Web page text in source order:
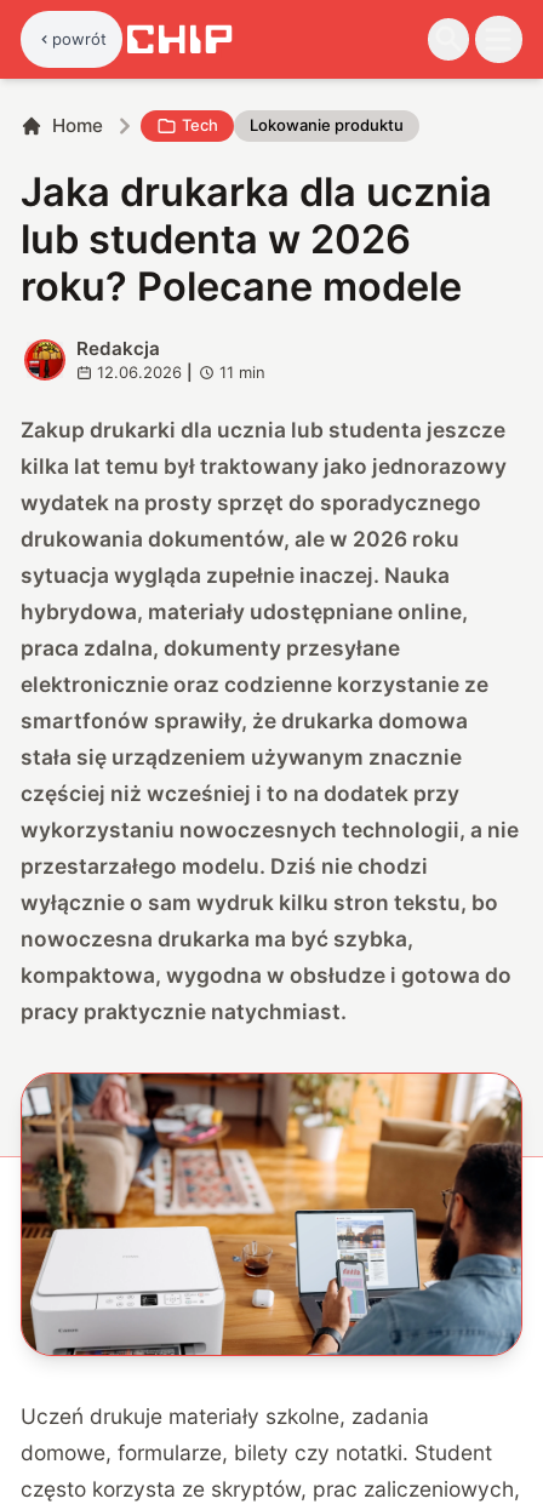
powrót
Home Tech Lokowanie produktu
Jaka drukarka dla ucznia
lub studenta w 2026
roku? Polecane modele
R
Redakcja
12.06.2026 11 min
Zakup drukarki dla ucznia lub studenta jeszcze
kilka lat temu był traktowany jako jednorazowy
wydatek na prosty sprzęt do sporadycznego
drukowania dokumentów, ale w 2026 roku
sytuacja wygląda zupełnie inaczej. Nauka
hybrydowa, materiały udostępniane online,
praca zdalna, dokumenty przesyłane
elektronicznie oraz codzienne korzystanie ze
smartfonów sprawiły, że drukarka domowa
stała się urządzeniem używanym znacznie
częściej niż wcześniej i to na dodatek przy
wykorzystaniu nowoczesnych technologii, a nie
przestarzałego modelu. Dziś nie chodzi
wyłącznie o sam wydruk kilku stron tekstu, bo
nowoczesna drukarka ma być szybka,
kompaktowa, wygodna w obsłudze i gotowa do
pracy praktycznie natychmiast.
Uczeń drukuje materiały szkolne, zadania
domowe, formularze, bilety czy notatki. Student
często korzysta ze skryptów, prac zaliczeniowych,